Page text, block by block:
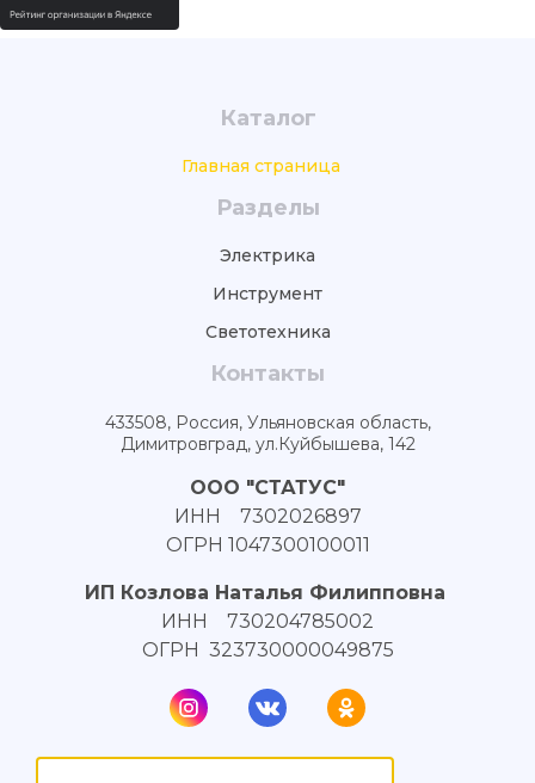
Каталог
Главная страница
Разделы
Электрика
Инструмент
Светотехника
Контакты
433508, Россия, Ульяновская область,
Димитровград, ул.Куйбышева, 142
ООО "СТАТУС"
ИНН 7302026897
ОГРН 1047300100011
ИП Козлова Наталья Филипповна
ИНН 730204785002
ОГРН 323730000049875